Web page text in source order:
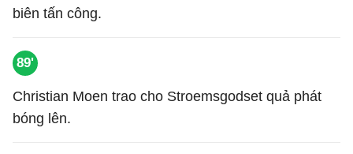
biên tấn công.
89'
Christian Moen trao cho Stroemsgodset quả phát
bóng lên.